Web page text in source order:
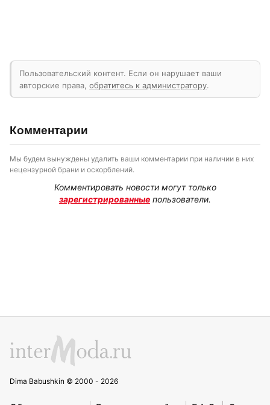
Пользовательский контент. Если он нарушает ваши
авторские права, обратитесь к администратору.
Комментарии
Мы будем вынуждены удалить ваши комментарии при наличии в них
нецензурной брани и оскорблений.
Комментировать новости могут только
зарегистрированные пользователи.
Dima Babushkin © 2000 - 2026